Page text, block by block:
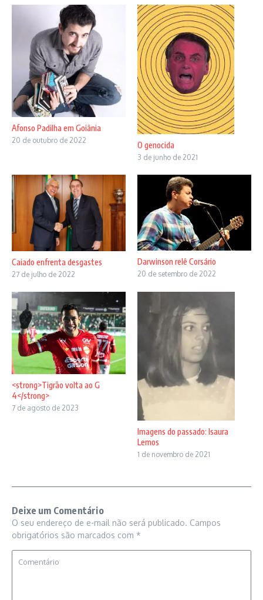
Afonso Padilha em Goiânia
20 de outubro de 2022 O genocida
3 de junho de 2021
Caiado enfrenta desgastes
27 de julho de 2022
Darwinson relê Corsário
20 de setembro de 2022
<strong>Tigrão volta ao G
4</strong>
7 de agosto de 2023
Imagens do passado: Isaura
Lemos
1 de novembro de 2021
Deixe um Comentário
O seu endereço de e-mail não será publicado. Campos
obrigatórios são marcados com *